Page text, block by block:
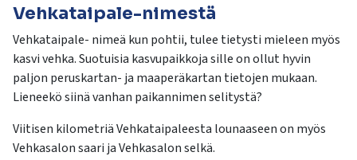
Vehkataipale-nimestä
Vehkataipale- nimeä kun pohtii, tulee tietysti mieleen myös
kasvi vehka. Suotuisia kasvupaikkoja sille on ollut hyvin
paljon peruskartan- ja maaperäkartan tietojen mukaan.
Lieneekö siinä vanhan paikannimen selitystä?
Viitisen kilometriä Vehkataipaleesta lounaaseen on myös
Vehkasalon saari ja Vehkasalon selkä.